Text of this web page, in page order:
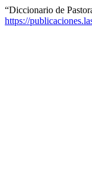
“Diccionario de
https://